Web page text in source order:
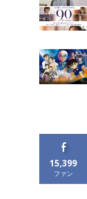
15,399
ファン